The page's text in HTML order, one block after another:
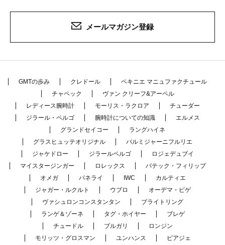
メールマガジン登録
GMTの歩み クレドール
ペキニエ マニュファクチュール
チャペック
ヴァン クリーフ&アーペル
レディース腕時計
モーリス・ラクロア
チューダー
ジラール・ペルゴ
腕時計についての知識
エルメス
グランドセイコー
ラングハイネ
グラスヒュッテオリジナル
パルミジャーニフルリエ
ジャケドロー
ジラールペルゴ
ロジェデュブイ
マイスタージンガー
ロレックス
パテック・フィリップ
オメガ
パネライ IWC
カルティエ
ジャガー・ルクルト
ウブロ
オーデマ・ピゲ
ヴァシュロンコンスタンタン
ブライトリング
ランゲ＆ゾーネ
タグ・ホイヤー
ブレゲ
チュードル
ブルガリ
ロンジン
モリッツ・グロスマン
ユンハンス
ピアジェ